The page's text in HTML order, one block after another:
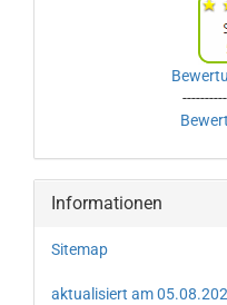
Informationen
Sitemap
aktualisiert am